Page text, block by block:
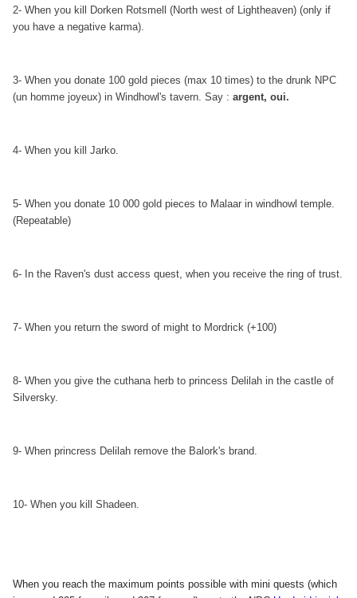
2- When you kill Dorken Rotsmell (North west of Lightheaven) (only if
you have a negative karma).
3- When you donate 100 gold pieces (max 10 times) to the drunk NPC
(un homme joyeux) in Windhowl's tavern. Say : argent, oui.
4- When you kill Jarko.
5- When you donate 10 000 gold pieces to Malaar in windhowl temple.
(Repeatable)
6- In the Raven's dust access quest, when you receive the ring of trust.
7- When you return the sword of might to Mordrick (+100)
8- When you give the cuthana herb to princess Delilah in the castle of
Silversky.
9- When princress Delilah remove the Balork's brand.
10- When you kill Shadeen.
When you reach the maximum points possible with mini quests (which